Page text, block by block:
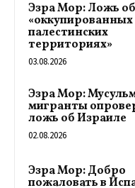
Эзра Мор: Ложь об
«оккупированных
палестинских
территориях»
03.08.2026
Эзра Мор:
мигранты
ложь об Израиле
02.08.2026
Эзра Мор: Добро
пожаловать в